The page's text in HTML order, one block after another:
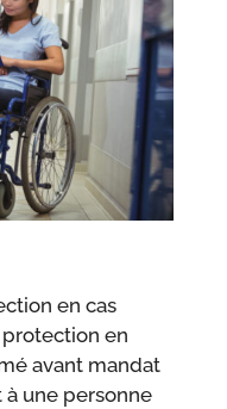
en cas
protection en
avant mandat
à une personne